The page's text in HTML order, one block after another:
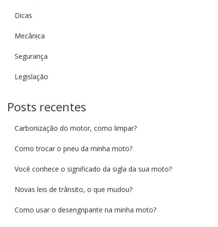
Dicas
Mecânica
Segurança
Legislação
Posts recentes
Carbonização do motor, como limpar?
Como trocar o pneu da minha moto?
Você conhece o significado da sigla da sua moto?
Novas leis de trânsito, o que mudou?
Como usar o desengripante na minha moto?